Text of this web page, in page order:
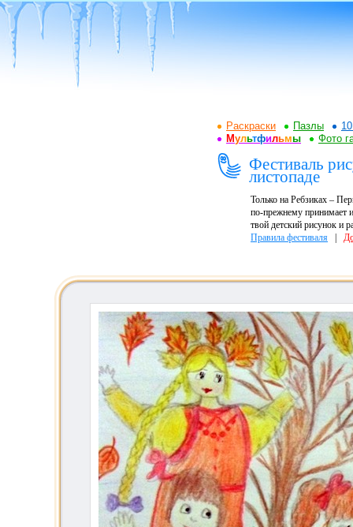
Раскраски Пазлы
Мультфильмы Фото
Фестиваль
листопаде
Только на Ребзиках –
по-прежнему принимает
твой детский рисунок и
Правила фестиваля